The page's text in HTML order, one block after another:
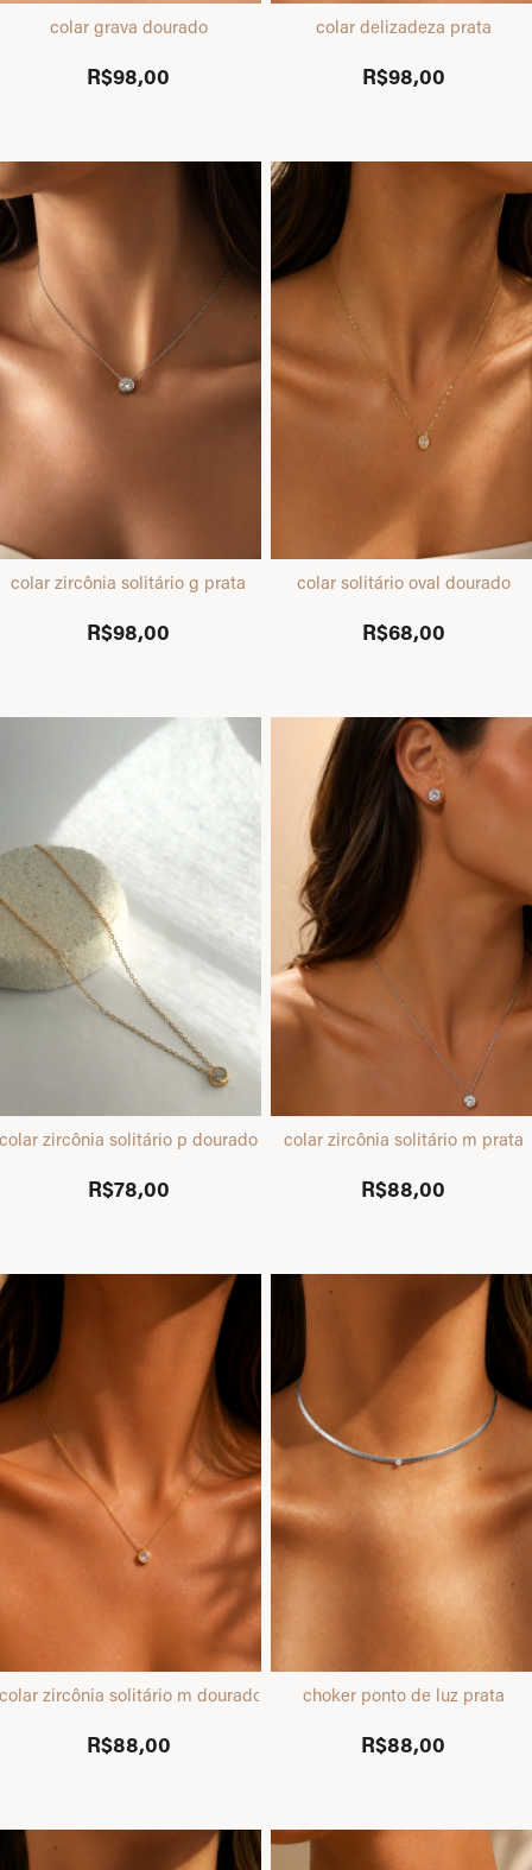
colar grava dourado
R$98,00
colar delizadeza prata
R$98,00
colar zircônia solitário g prata
R$98,00
colar solitário oval dourado
R$68,00
colar zircônia solitário p dourado
R$78,00
colar zircônia solitário m prata
R$88,00
zircônia solitário m dourado
R$88,00
choker ponto de luz prata
R$88,00